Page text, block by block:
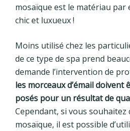
mosaïque est le matériau par
chic et luxueux !
Moins utilisé chez les
de ce type de spa prend
demande l’intervention de
les morceaux d’émail
posés pour un résultat de
Cependant, si vous souhaitez
mosaïque, il est possible